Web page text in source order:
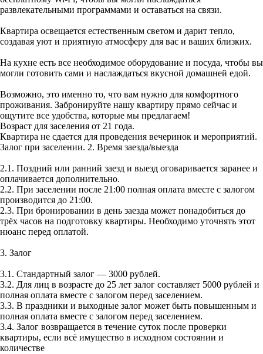
развлекательными программами и оставаться на связи.
Квартира освещается естественным светом и дарит тепло,
создавая уют и приятную атмосферу для вас и ваших близких.
На кухне есть все необходимое оборудование и посуда, чтобы вы
могли готовить сами и наслаждаться вкусной домашней едой.
Возможно, это именно то, что вам нужно для комфортного
проживания. Забронируйте нашу квартиру прямо сейчас и
ощутите все удобства, которые мы предлагаем!
Возраст для заселения от 21 года.
Квартира не сдается для проведения вечеринок и мероприятий.
Залог при заселении. 2. Время заезда/выезда
2.1. Поздний или ранний заезд и выезд оговаривается заранее и
оплачивается дополнительно.
2.2. При заселении после 21:00 полная оплата вместе с залогом
производится до 21:00.
2.3. При бронировании в день заезда может понадобиться до
трёх часов на подготовку квартиры. Необходимо уточнять этот
нюанс перед оплатой.
3. Залог
3.1. Стандартный залог — 3000 рублей.
3.2. Для лиц в возрасте до 25 лет залог составляет 5000 рублей и
полная оплата вместе с залогом перед заселением.
3.3. В праздники и выходные залог может быть повышенным и
полная оплата вместе с залогом перед заселением.
3.4. Залог возвращается в течение суток после проверки
квартиры, если всё имущество в исходном состоянии и
количестве